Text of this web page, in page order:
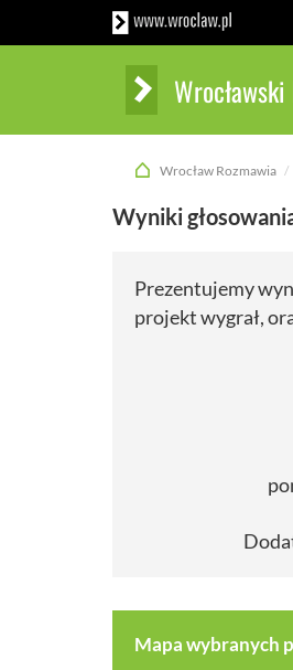
Wrocław Rozmawia
Wyniki
Prezentujemy
projekt wygrał,
Mapa wybranych